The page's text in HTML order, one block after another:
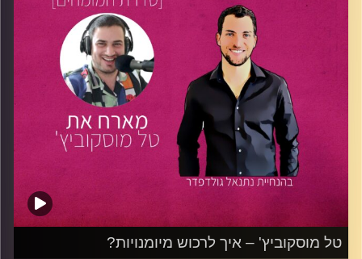
בפרק מיוחד זה, שוחחנו עם נועה על הדרך שעברה לבחירת
התואר, מה הביא אותה ללמוד באקדמית תל אביב-יפו, כיצד
שילבה בין לימודים אינטנסיביים, תוכנית "הגנרטור" – תוכנית
ליזמות עסקית חברתית – ותפקיד יו"ר אגודת הסטודנטים של
האקדמית. נועה חלקה מניסיונה וסיפרה כיצד ניתן לדעתה לנצל
לטובתנו את הפלטפורמה שמעניקים המוסדות האקדמיים ואיך
ניתן לשלב בין ייצוג הסטודנטים לחיים אישיים, על אף העומס
העבודה הקשה.
האזינו לפרק וקחו איתכם צידה לדרך מנועה: נצלו את הזמן
לטעות ולהתנסות, לחקור וללכת על הבחירות שלכם עד הסוף!
קרדיט תמונות:נתנאל גולדפדר
טל מוסקוביץ' – איך לרכוש מיומנויות?